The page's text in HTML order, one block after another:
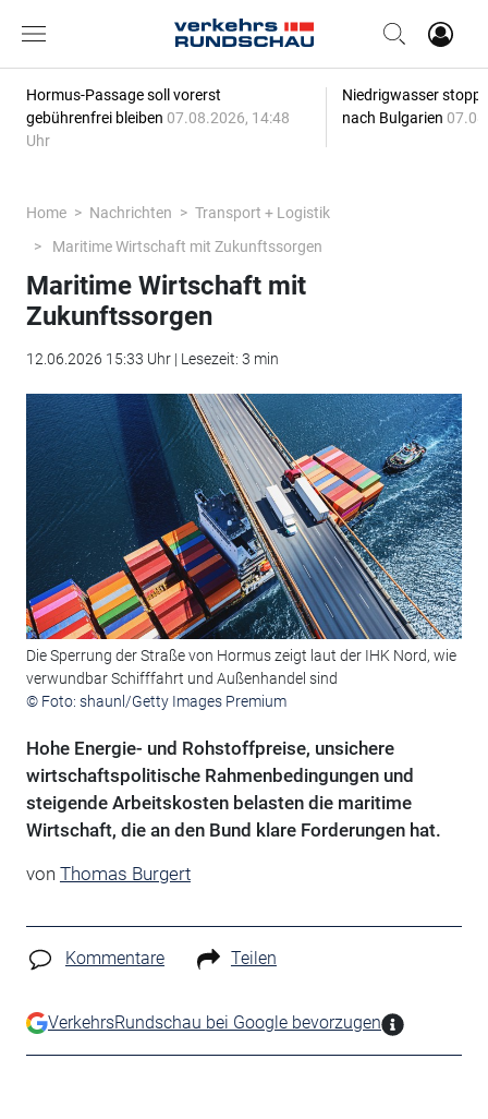
Hormus-Passage soll vorerst
gebührenfrei bleiben 07.08.2026, 14:48
Uhr
Niedrigwasser
nach Bulgarien
Home Nachrichten
Transport + Logistik
Maritime Wirtschaft mit Zukunftssorgen
Maritime Wirtschaft mit
Zukunftssorgen
12.06.2026 15:33 Uhr | Lesezeit: 3 min
Die Sperrung der Straße von Hormus zeigt laut der IHK Nord, wie
verwundbar Schifffahrt und Außenhandel sind
© Foto: shaunl/Getty Images Premium
Hohe Energie- und Rohstoffpreise, unsichere
wirtschaftspolitische Rahmenbedingungen und
steigende Arbeitskosten belasten die maritime
Wirtschaft, die an den Bund klare Forderungen hat.
von Thomas Burgert
Kommentare Teilen
VerkehrsRundschau bei Google bevorzugen